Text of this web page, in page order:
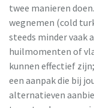
twee manieren
wegnemen (cold
steeds minder vaak
huilmomenten of
kunnen effectief
een aanpak die bij
alternatieven